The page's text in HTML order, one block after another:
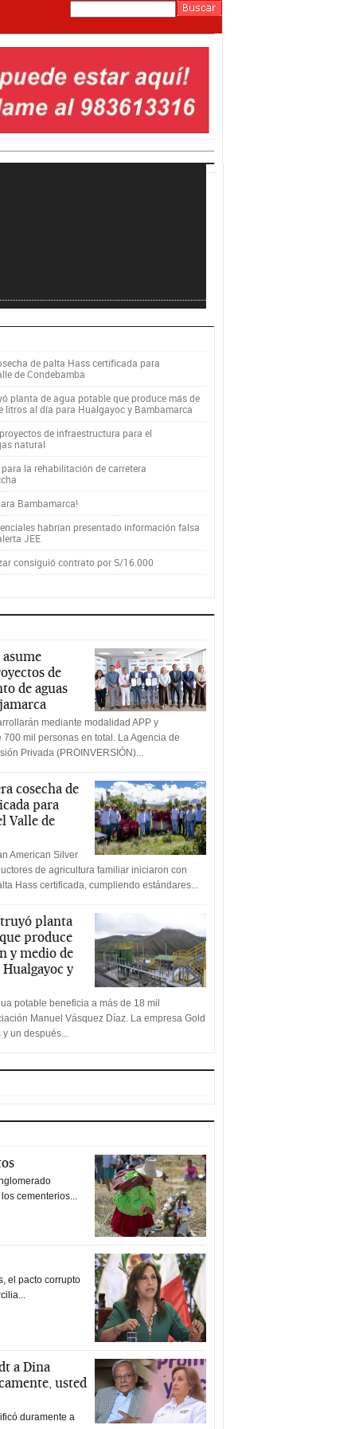
de palta Hass certificada para
de Condebamba
planta de agua potable que produce más de
litros al día para Hualgayoc y Bambamarca
de infraestructura para el
natural
la rehabilitación de carretera
Bambamarca!
habrían presentado información falsa
JEE
consiguió contrato por S/16.000
asume
de
de aguas
mediante modalidad APP y
700 mil personas en total. La Agencia de
Privada (PROINVERSIÓN)...
cosecha de
para
Valle de
American Silver
de agricultura familiar iniciaron con
Hass certificada, cumpliendo estándares...
planta
produce
y medio de
y
potable beneficia a más de 18 mil
Manuel Vásquez Díaz. La empresa Gold
y un después...
cementerios...
el pacto corrupto
a Dina
usted
duramente a